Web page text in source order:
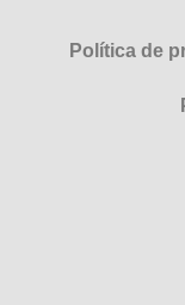
Política de